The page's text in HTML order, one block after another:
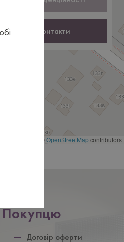
Leaflet | ©OpenStreetMap contributors
Контакти
Покупцю
Договір оферти